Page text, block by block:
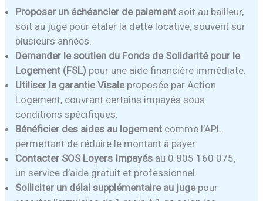
Proposer un échéancier de paiement soit au bailleur,
soit au juge pour étaler la dette locative, souvent sur
plusieurs années.
Demander le soutien du Fonds de Solidarité pour le
Logement (FSL) pour une aide financière immédiate.
Utiliser la garantie Visaleproposée par Action
Logement, couvrant certains impayés sous
conditions spécifiques.
Bénéficier des aides au logement comme l’APL
permettant de réduire le montant à payer.
Contacter SOS Loyers Impayés au 0 805 160 075,
un service d’aide gratuit et professionnel.
Solliciter un délai supplémentaire au jugepour